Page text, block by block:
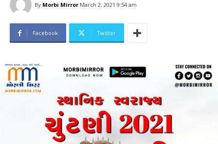
By Morbi Mirror March 2, 2021 9:54 am
Facebook Twitter